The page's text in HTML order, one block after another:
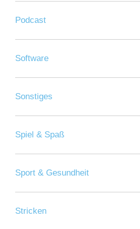
Podcast
Software
Sonstiges
Spiel & Spaß
Sport & Gesundheit
Stricken